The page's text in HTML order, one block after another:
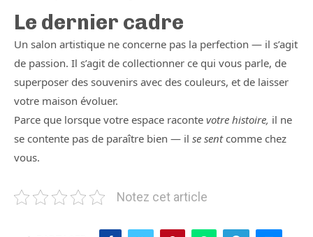
Le dernier cadre
Un salon artistique ne concerne pas la perfection — il s’agit
de passion. Il s’agit de collectionner ce qui vous parle, de
superposer des souvenirs avec des couleurs, et de laisser
votre maison évoluer.
Parce que lorsque votre espace raconte votre histoire, il ne
se contente pas de paraître bien — il se sentcomme chez
vous.
Notez cet article